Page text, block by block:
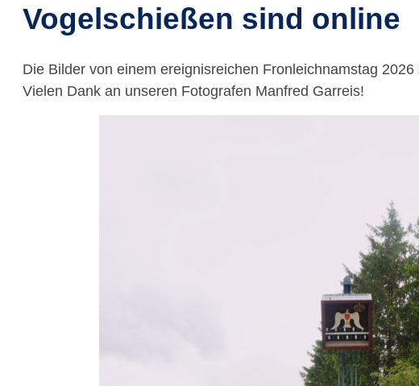
Vogelschießen sind online
Die Bilder von einem ereignisreichen Fronleichnamstag
Vielen Dank an unseren Fotografen Manfred Garreis!